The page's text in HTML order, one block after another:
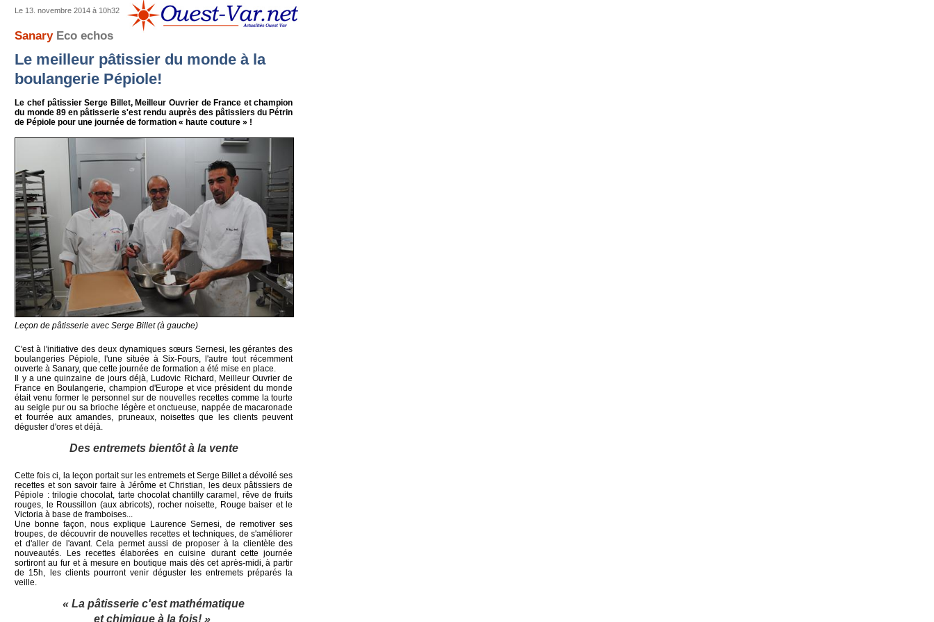
Le 13. novembre 2014 à 10h32
Sanary Eco echos
Le meilleur pâtissier du monde à la
boulangerie Pépiole!
Le chef pâtissier Serge Billet, Meilleur Ouvrier de France et champion
du monde 89 en pâtisserie s'est rendu auprès des pâtissiers du Pétrin
de Pépiole pour une journée de formation « haute couture » !
Leçon de pâtisserie avec Serge Billet (à gauche)
C'est à l'initiative des deux dynamiques sœurs Sernesi, les gérantes des
boulangeries Pépiole, l'une située à Six-Fours, l'autre tout récemment
ouverte à Sanary, que cette journée de formation a été mise en place.
Il y a une quinzaine de jours déjà, Ludovic Richard, Meilleur Ouvrier de
France en Boulangerie, champion d'Europe et vice président du monde
était venu former le personnel sur de nouvelles recettes comme la tourte
au seigle pur ou sa brioche légère et onctueuse, nappée de macaronade
et fourrée aux amandes, pruneaux, noisettes que les clients peuvent
déguster d'ores et déjà.
Des entremets bientôt à la vente
Cette fois ci, la leçon portait sur les entremets et Serge Billet a dévoilé ses
recettes et son savoir faire à Jérôme et Christian, les deux pâtissiers de
Pépiole : trilogie chocolat, tarte chocolat chantilly caramel, rêve de fruits
rouges, le Roussillon (aux abricots), rocher noisette, Rouge baiser et le
Victoria à base de framboises...
Une bonne façon, nous explique Laurence Sernesi, de remotiver ses
troupes, de découvrir de nouvelles recettes et techniques, de s'améliorer
et d'aller de l'avant. Cela permet aussi de proposer à la clientèle des
nouveautés. Les recettes élaborées en cuisine durant cette journée
sortiront au fur et à mesure en boutique mais dès cet après-midi, à partir
de 15h, les clients pourront venir déguster les entremets préparés la
veille.
« La pâtisserie c'est mathématique
et chimique à la fois! »